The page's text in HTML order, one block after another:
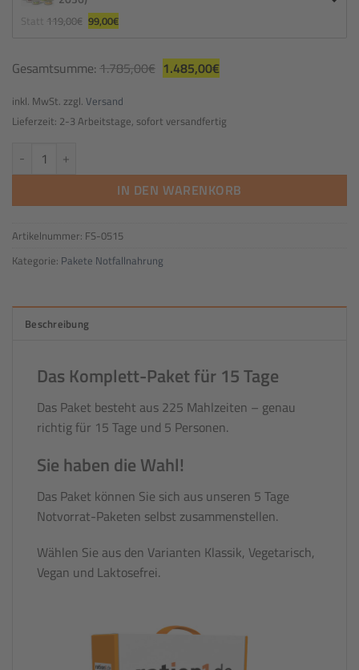
Statt 119,00€ Ursprünglicher
Preis
99,00€Aktueller
Preis
Gesamtsumme: 1.785,00€ 1.485,00€
inkl. MwSt. zzgl. Versand
Lieferzeit: 2-3 Arbeitstage, sofort versandfertig
15 Tage Notvorrat für 5 Personen Menge
IN DEN WARENKORB
Artikelnummer: FS-0515
Kategorie: Pakete Notfallnahrung
Beschreibung
Das Komplett-Paket für 15 Tage
Das Paket besteht aus 225 Mahlzeiten – genau
richtig für 15 Tage und 5 Personen.
Sie haben die Wahl!
Das Paket können Sie sich aus unseren 5 Tage
Notvorrat-Paketen selbst zusammenstellen.
Wählen Sie aus den Varianten Klassik, Vegetarisch,
Vegan und Laktosefrei.